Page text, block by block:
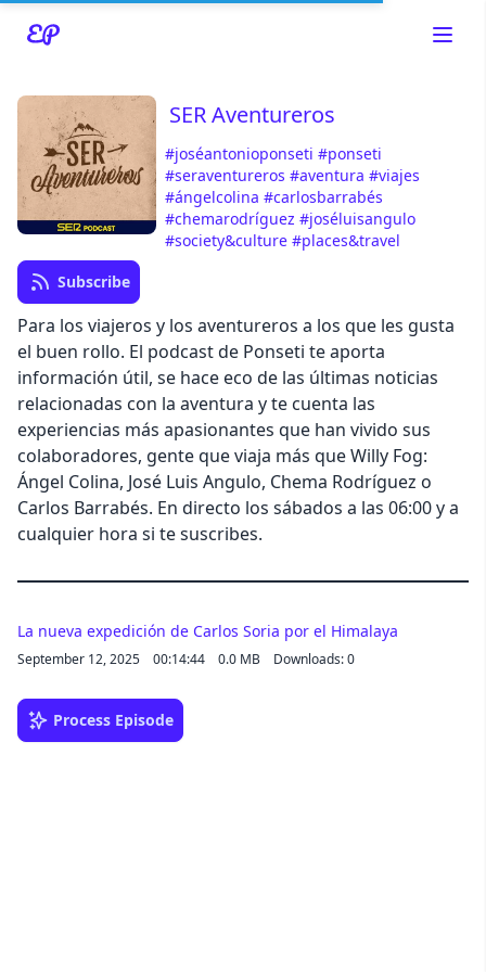
Read about our content policies here
Cancel Save
SER Aventureros
#joséantonioponseti #ponseti
#seraventureros #aventura #viajes
#ángelcolina #carlosbarrabés
#chemarodríguez #joséluisangulo
#society&culture #places&travel
Subscribe
Para los viajeros y los aventureros a los que les gusta
el buen rollo. El podcast de Ponseti te aporta
información útil, se hace eco de las últimas noticias
relacionadas con la aventura y te cuenta las
experiencias más apasionantes que han vivido sus
colaboradores, gente que viaja más que Willy Fog:
Ángel Colina, José Luis Angulo, Chema Rodríguez o
Carlos Barrabés. En directo los sábados a las 06:00 y a
cualquier hora si te suscribes.
Cancel
La nueva expedición de Carlos Soria por el Himalaya
September 12, 2025 00:14:44 0.0 MB Downloads: 0
Process Episode